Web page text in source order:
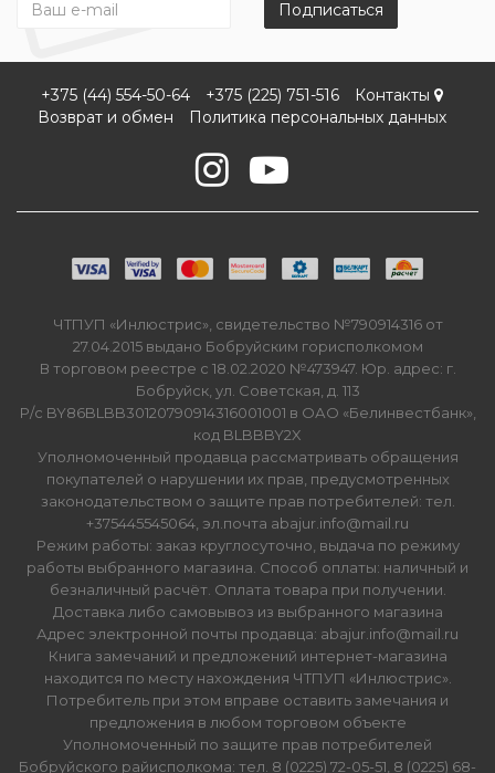
Подписаться
+375 (44) 554-50-64 +375 (225) 751-516
Контакты
Возврат и обмен
Политика персональных данных
ЧТПУП «Инлюстрис», свидетельство №790914316 от
27.04.2015 выдано Бобруйским горисполкомом
В торговом реестре с 18.02.2020 №473947. Юр. адрес: г.
Бобруйск, ул. Советская, д. 113
Р/с BY86BLBB30120790914316001001 в ОАО «Белинвестбанк»,
код BLBBBY2X
Уполномоченный продавца рассматривать обращения
покупателей о нарушении их прав, предусмотренных
законодательством о защите прав потребителей: тел.
+375445545064, эл.почта abajur.info@mail.ru
Режим работы: заказ круглосуточно, выдача по режиму
работы выбранного магазина. Способ оплаты: наличный и
безналичный расчёт. Оплата товара при получении.
Доставка либо самовывоз из выбранного магазина
Адрес электронной почты продавца: abajur.info@mail.ru
Книга замечаний и предложений интернет-магазина
находится по месту нахождения ЧТПУП «Инлюстрис».
Потребитель при этом вправе оставить замечания и
предложения в любом торговом объекте
Уполномоченный по защите прав потребителей
Бобруйского райисполкома: тел. 8 (0225) 72-05-51, 8 (0225) 68-